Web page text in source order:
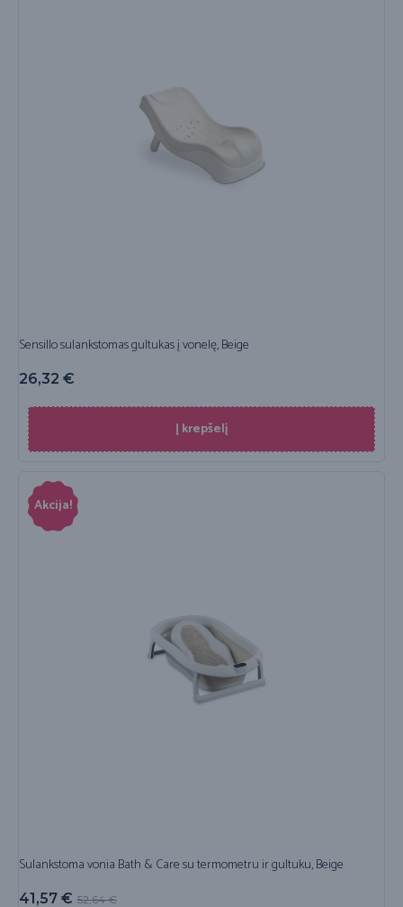
Sensillo sulankstomas gultukas į vonelę, Beige
26,32 €
Į krepšelį
Akcija!
Sulankstoma vonia Bath & Care su termometru ir gultuku, Beige
52,64€
41,57 €